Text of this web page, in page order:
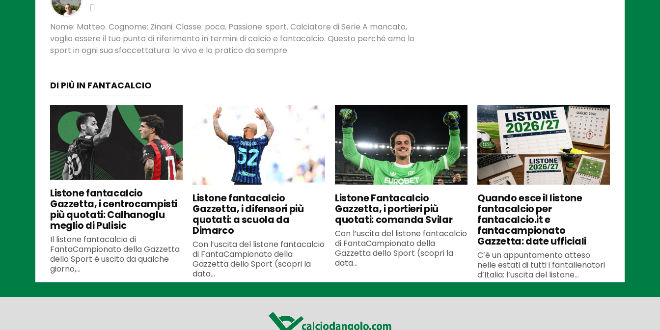
Nome: Matteo. Cognome: Zinani. Classe: poca. Passione: sport. Calciatore di Serie A mancato,
voglio essere il tuo punto di riferimento in termini di calcio e fantacalcio. Questo perché amo lo
sport in ogni sua sfaccettatura: lo vivo e lo pratico da sempre.
DI PIÙ IN FANTACALCIO
Listone fantacalcio
Gazzetta, i centrocampisti
più quotati: Calhanoglu
meglio di Pulisic
Il listone fantacalcio di
FantaCampionato della Gazzetta
dello Sport è uscito da qualche
giorno,...
Listone fantacalcio
Gazzetta, i difensori più
quotati: a scuola da
Dimarco
Con l’uscita del listone fantacalcio
di FantaCampionato della
Gazzetta dello Sport (scopri la
data...
Listone Fantacalcio
Gazzetta, i portieri più
quotati: comanda Svilar
Con l’uscita del listone fantacalcio
di FantaCampionato della
Gazzetta dello Sport (scopri la
data...
Quando esce il listone
fantacalcio per
fantacalcio.it e
fantacampionato
Gazzetta: date ufficiali
C’è un appuntamento atteso
nelle estati di tutti i fantallenatori
d’Italia: l’uscita del listone...